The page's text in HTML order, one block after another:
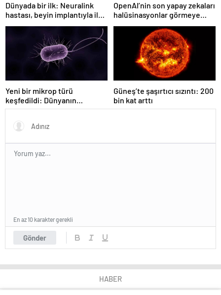
Dünyada bir ilk: Neuralink
hastası, beyin implantıyla ilk
kez YouTube videosu
OpenAI’nin son yapay zekaları
halüsinasyonlar görmeye
başladı
Yeni bir mikrop türü
keşfedildi: Dünyanın
kurtuluşu artık zor değil, bu
Güneş’te şaşırtıcı sızıntı: 200
bin kat arttı
Gönder
En az 10 karakter gerekli
HABER